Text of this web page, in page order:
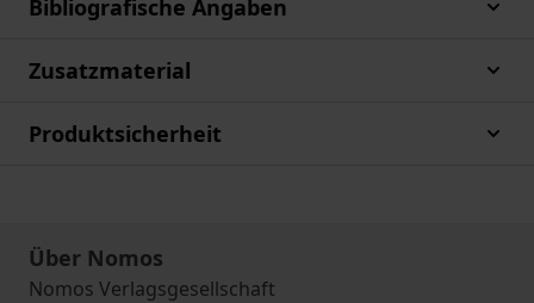
Bibliografische Angaben
Zusatzmaterial
Produktsicherheit
Über Nomos
Nomos Verlagsgesellschaft